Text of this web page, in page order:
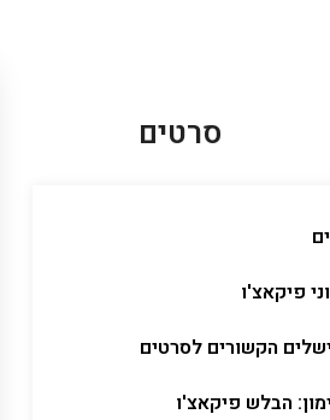
סרטים
פיקאצ'ו
הקשורים לסרטים
הבלש פיקאצ'ו